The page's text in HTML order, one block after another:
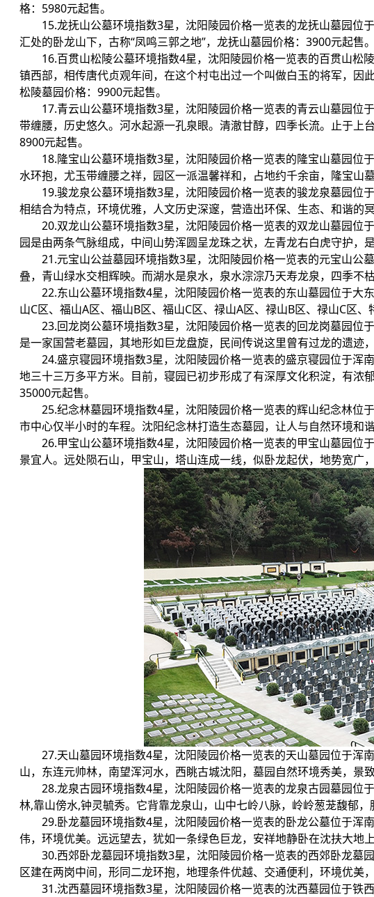
格：5980元起售。
15.龙抚山公墓环境指数3星，沈阳陵园价格一览表的龙抚山墓园位
汇处的卧龙山下，古称“凤鸣三郭之地”，龙抚山墓园价格：3900元起售。
16.百贯山松陵公墓环境指数4星，沈阳陵园价格一览表的百贯山
镇西部，相传唐代贞观年间，在这个村屯出过一个叫做白玉的将军，
松陵墓园价格：9900元起售。
17.青云山公墓环境指数3星，沈阳陵园价格一览表的青云山墓园
带缠腰，历史悠久。河水起源一孔泉眼。清澈甘醇，四季长流。止于上
8900元起售。
18.隆宝山公墓环境指数3星，沈阳陵园价格一览表的隆宝山墓园
水环抱，尤玉带缠腰之祥，园区一派温馨祥和，占地约千余亩，隆宝山
19.骏龙泉公墓环境指数3星，沈阳陵园价格一览表的骏龙泉墓园
相结合为特点，环境优雅，人文历史深邃，营造出环保、生态、和谐的
20.双龙山公墓环境指数3星，沈阳陵园价格一览表的双龙山墓园位
园是由两条气脉组成，中间山势浑圆呈龙珠之状，左青龙右白虎守护，
21.元宝山公益墓园环境指数3星，沈阳陵园价格一览表的元宝山公
叠，青山绿水交相辉映。而湖水是泉水，泉水淙淙乃天寿龙泉，四季不
22.东山公墓环境指数4星，沈阳陵园价格一览表的东山墓园位于大
山C区、福山A区、福山B区、福山C区、禄山A区、禄山B区、禄山C区、
23.回龙岗公墓环境指数3星，沈阳陵园价格一览表的回龙岗墓园
是一家国营老墓园，其地形如巨龙盘旋，民间传说这里曾有过龙的遗迹
24.盛京寝园环境指数3星，沈阳陵园价格一览表的盛京寝园位于浑
地三十三万多平方米。目前，寝园已初步形成了有深厚文化积淀，有浓
35000元起售。
25.纪念林墓园环境指数4星，沈阳陵园价格一览表的辉山纪念林位
市中心仅半小时的车程。沈阳纪念林打造生态墓园，让人与自然环境和
26.甲宝山公墓环境指数4星，沈阳陵园价格一览表的甲宝山墓园位
景宜人。远处陨石山，甲宝山，塔山连成一线，似卧龙起伏，地势宽广
27.天山墓园环境指数4星，沈阳陵园价格一览表的天山墓园位于浑
山，东连元帅林，南望浑河水，西眺古城沈阳，墓园自然环境秀美，景
28.龙泉古园环境指数4星，沈阳陵园价格一览表的龙泉古园墓园位
林,靠山傍水,钟灵毓秀。它背靠龙泉山，山中七岭八脉，岭岭葱茏馥郁
29.卧龙墓园环境指数4星，沈阳陵园价格一览表的卧龙公墓位于浑
伟，环境优美。远远望去，犹如一条绿色巨龙，安祥地静卧在沈扶大地
30.西郊卧龙墓园环境指数3星，沈阳陵园价格一览表的西郊卧龙墓
区建在两岗中间，形同二龙环抱，地理条件优越、交通便利，环境优美
31.沈西墓园环境指数3星，沈阳陵园价格一览表的沈西墓园位于铁